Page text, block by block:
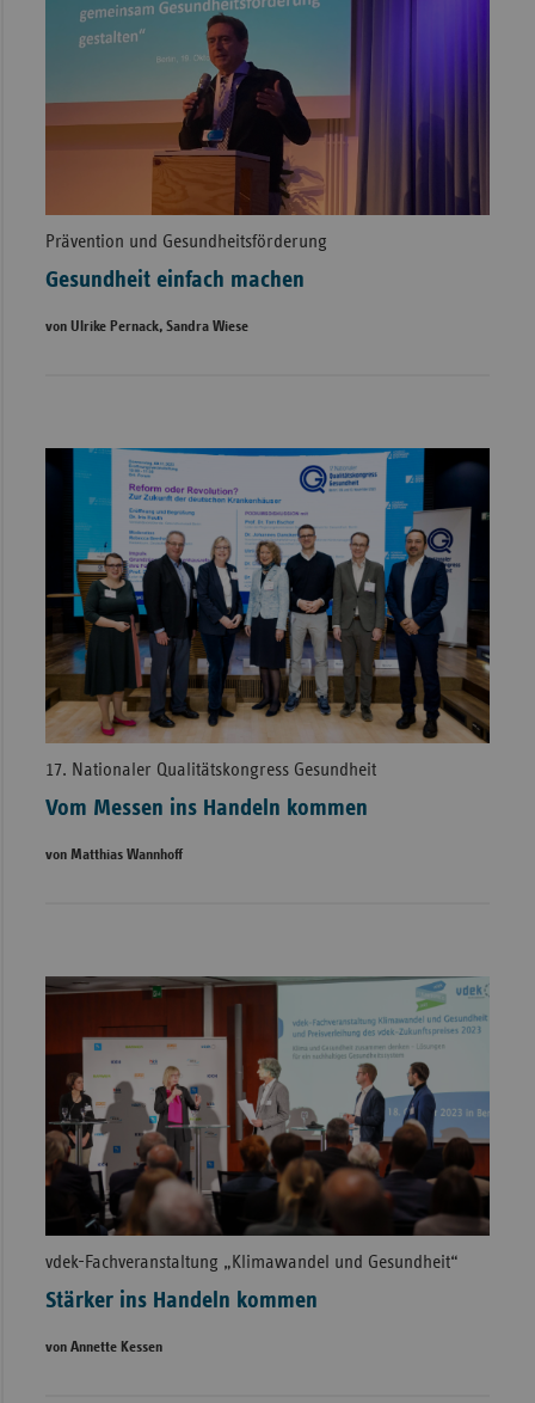
Prävention und Gesundheitsförderung
Gesundheit einfach machen
von Ulrike Pernack, Sandra Wiese
17. Nationaler Qualitätskongress Gesundheit
Vom Messen ins Handeln kommen
von Matthias Wannhoff
vdek-Fachveranstaltung „Klimawandel und Gesundheit“
Stärker ins Handeln kommen
von Annette Kessen